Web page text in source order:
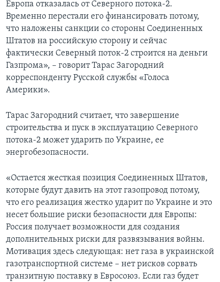
Европа отказалась от Северного потока-2.
Временно перестали его финансировать потому,
что наложены санкции со стороны Соединенных
Штатов на российскую сторону и сейчас
фактически Северный поток-2 строится на деньги
Газпрома», – говорит Тарас Загородний
корреспонденту Русской службы «Голоса
Америки».
Тарас Загородний считает, что завершение
строительства и пуск в эксплуатацию Северного
потока-2 может ударить по Украине, ее
энергобезопасности.
«Остается жесткая позиция Соединенных Штатов,
которые будут давить на этот газопровод потому,
что его реализация жестко ударит по Украине и это
несет большие риски безопасности для Европы:
Россия получает возможности для создания
дополнительных риски для развязывания войны.
Мотивация здесь следующая: нет газа в украинской
газотранспортной системе – нет рисков сорвать
транзитную поставку в Евросоюз. Если газ будет